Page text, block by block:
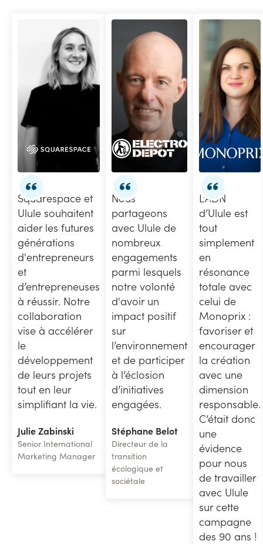
Squarespace et
Ulule souhaitent
aider les futures
générations
d'entrepreneurs
et
d’entrepreneuses
à réussir. Notre
collaboration
vise à accélérer
le
développement
de leurs projets
tout en leur
simplifiant la vie.
Julie Zabinski
Senior International
Marketing Manager
Nous
partageons
avec Ulule de
nombreux
engagements
parmi lesquels
notre volonté
d'avoir un
impact positif
sur
l’environnement
et de participer
à l’éclosion
d’initiatives
engagées.
Stéphane Belot
Directeur de la
transition
écologique et
sociétale
L’ADN
d’Ulule est
tout
simplement
en
résonance
totale avec
celui de
Monoprix :
favoriser et
encourager
la création
avec une
dimension
responsable.
C’était donc
une
évidence
pour nous
de travailler
avec Ulule
sur cette
campagne
des 90 ans !